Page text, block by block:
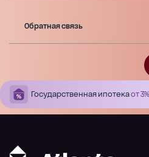
Обратная связь
Государственная ипотекаот 3%